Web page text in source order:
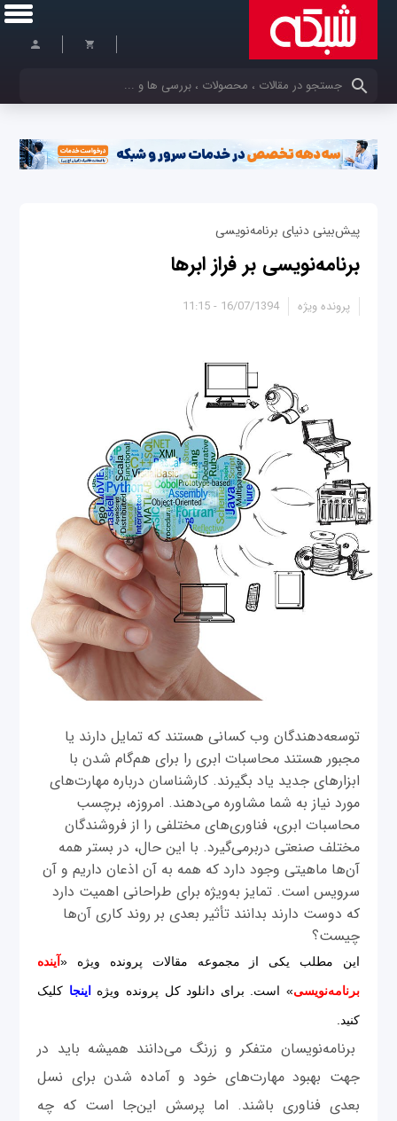
کلمات کلیدی خود را وارد کنید
پیش‌بینی دنیای برنامه‌نویسی
برنامه‌نویسی بر فراز ابرها
16/07/1394 - 11:15 پرونده ویژه
توسعه‌دهندگان وب کسانی هستند که تمایل دارند یا
مجبور هستند محاسبات ابری را برای هم‌گام شدن با
ابزارهای جدید یاد بگیرند. کارشناسان درباره مهارت‌های
مورد نیاز به شما مشاوره می‌دهند. امروزه، برچسب
محاسبات ابری، فناوری‌های مختلفی را از فروشندگان
مختلف صنعتی دربرمی‌گیرد. با این ‌حال، در بستر همه
آن‌ها ماهیتی وجود دارد که همه به آن اذعان داریم و آن
سرویس است. تمایز به‌ویژه برای طراحانی اهمیت دارد
که دوست دارند بدانند تأثیر بعدی بر روند کاری آن‌ها
چیست؟
این مطلب یکی از مجموعه مقالات پرونده ویژه «آینده
برنامه‌نویسی» است. برای دانلود کل پرونده ویژهاینجا کلیک
کنید.
برنامه‌نویسان متفکر و زرنگ می‌دانند همیشه باید در
جهت بهبود مهارت‌های خود و آماده شدن برای نسل
بعدی فناوری باشند. اما پرسش این‌جا است که چه